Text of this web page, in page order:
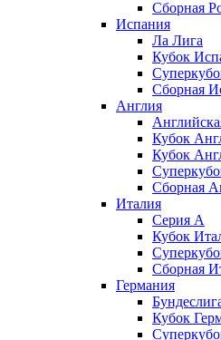
Сборная
Испания
Ла Лига
Кубок
Сборная
Англия
Кубок
Кубок
Сборная
Италия
Серия А
Кубок
Сборная
Германия
Кубок